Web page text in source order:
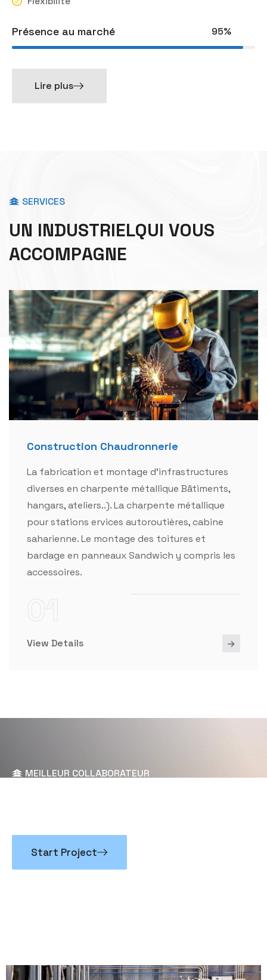
Présence au marché 95%
Lire plus
SERVICES
UN INDUSTRIELQUI VOUS
ACCOMPAGNE
Construction Chaudronnerie
La fabrication et montage d'infrastructures
diverses en charpente métallique Bâtiments,
hangars, ateliers..). La charpente métallique
pour stations ervices autoroutières, cabine
saharienne. Le montage des toitures et
bardage en panneaux Sandwich y compris les
accessoires.
View Details
MEILLEUR COLLABORATEUR
Start Project